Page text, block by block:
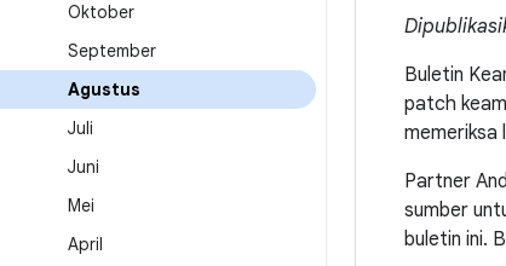
Oktober
September
Agustus
Juli
Juni
Mei
April
Buletin
patch
memeriksa
Partner
sumber
buletin ini.